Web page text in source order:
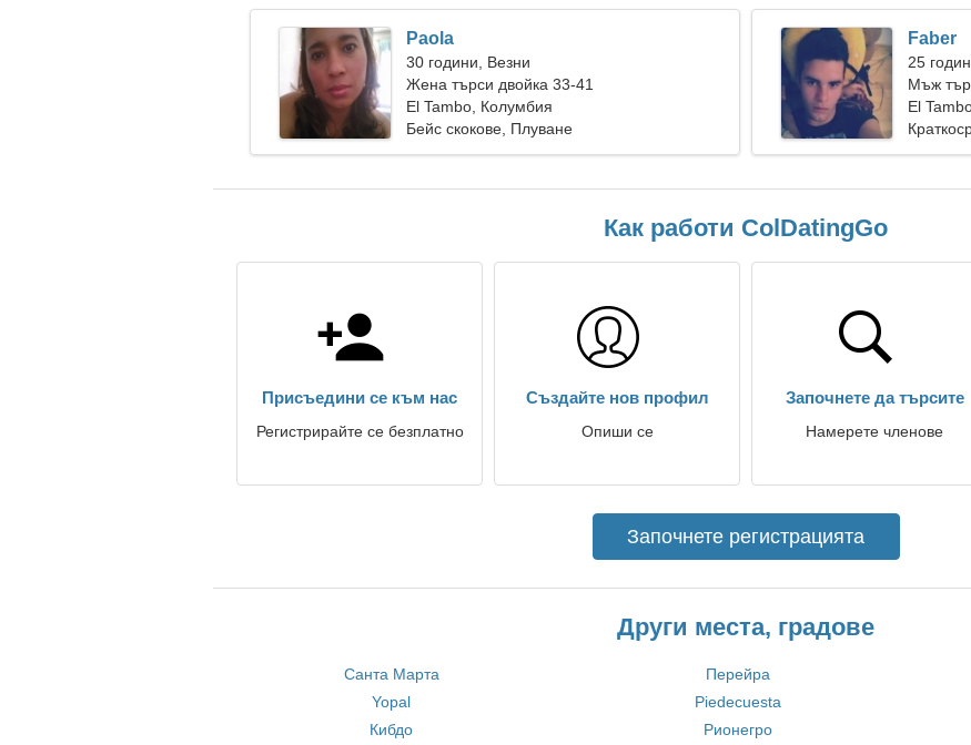
Paola
30 години, Везни
Жена търси двойка 33-41
El Tambo, Колумбия
Бейс скокове, Плуване
Faber
25
Мъж
El
Как работи ColDatingGo
Присъедини се към нас
Регистрирайте се безплатно
Създайте нов профил
Опиши се
Започнете да търсите
Намерете членове
Започнете регистрацията
Други места, градове
Санта Марта Перейра
Yopal
Piedecuesta
Кибдо
Рионегро